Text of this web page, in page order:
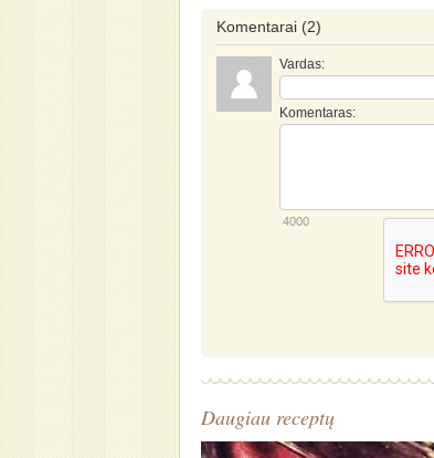
Komentarai (2)
Vardas:
Komentaras:
4000
Daugiau receptų